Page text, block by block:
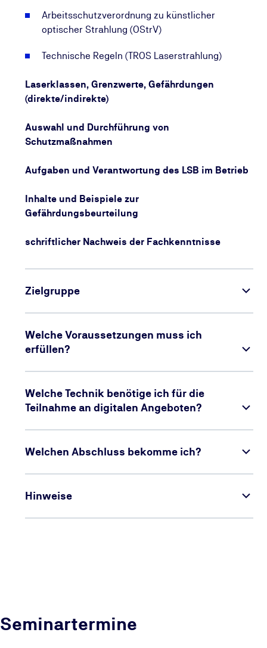
Arbeitsschutzverordnung zu künstlicher
optischer Strahlung (OStrV)
Technische Regeln (TROS Laserstrahlung)
Laserklassen, Grenzwerte, Gefährdungen
(direkte/indirekte)
Auswahl und Durchführung von
Schutzmaßnahmen
Aufgaben und Verantwortung des LSB im Betrieb
Inhalte und Beispiele zur
Gefährdungsbeurteilung
schriftlicher Nachweis der Fachkenntnisse
Zielgruppe
Welche Voraussetzungen muss ich
erfüllen?
Welche Technik benötige ich für die
Teilnahme an digitalen Angeboten?
Welchen Abschluss bekomme ich?
Hinweise
Seminartermine